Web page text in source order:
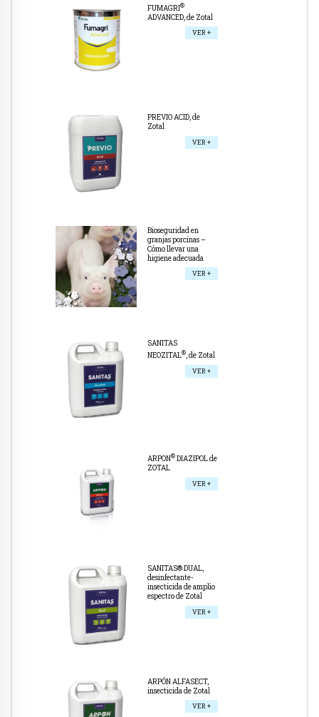
FUMAGRI®
ADVANCED, de Zotal
VER +
PREVIO ACID, de
Zotal
VER +
Bioseguridad en
granjas porcinas –
Cómo llevar una
higiene adecuada
VER +
SANITAS
NEOZITAL®, de Zotal
VER +
ARPON®DIAZIPOL de
ZOTAL
VER +
SANITAS® DUAL,
desinfectante-
insecticida de amplio
espectro de Zotal
VER +
ARPÓN ALFASECT,
insecticida de Zotal
VER +